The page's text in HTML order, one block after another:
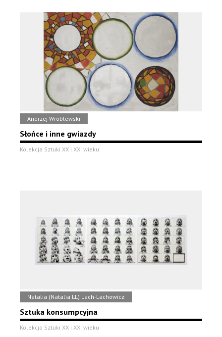
Andrzej Wróblewski
Słońce i inne gwiazdy
Kolekcja Sztuki XX i XXI wieku
Natalia (Natalia LL) Lach-Lachowicz
Sztuka konsumpcyjna
Kolekcja Sztuki XX i XXI wieku